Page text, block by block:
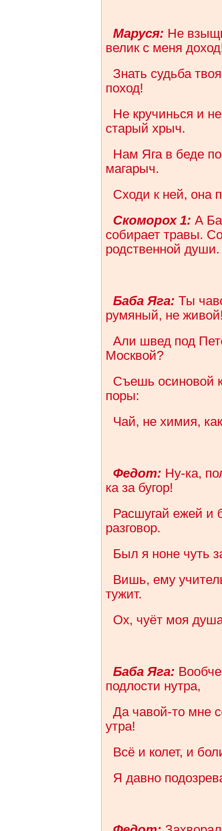
Маруся: Не
велик с меня
Знать судьба
поход!
Не кручинься и
старый хрыч.
Нам Яга в беде
магарыч.
Сходи к ней, она
Скоморох 1: А
собирает травы.
родственной души.
Баба Яга: Ты
румяный, не
Али швед под
Москвой?
Съешь осиновой
поры:
Чай, не химия,
Федот: Ну-ка,
ка за бугор!
Расшугай ежей и
разговор.
Был я ноне чуть
Вишь, ему
тужит.
Ох, чуёт моя
Баба Яга:
подлости нутра,
Да чавой-то мне
утра!
Всё и колет, и
Я давно